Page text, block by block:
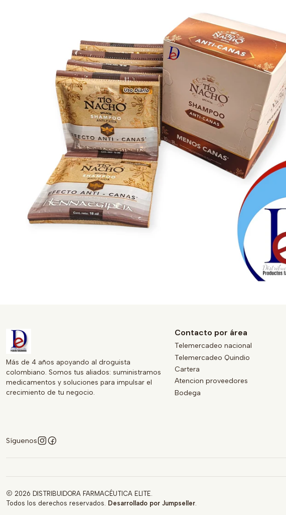
Más de 4 años apoyando al droguista
colombiano. Somos tus aliados: suministramos
medicamentos y soluciones para impulsar el
crecimiento de tu negocio.
Síguenos
Contacto por área
Telemercadeo nacional
Telemercadeo Quindio
Cartera
Atencion proveedores
Bodega
2026 DISTRIBUIDORA FARMACÉUTICA ELITE.
Todos los derechos reservados. Desarrollado por Jumpseller.